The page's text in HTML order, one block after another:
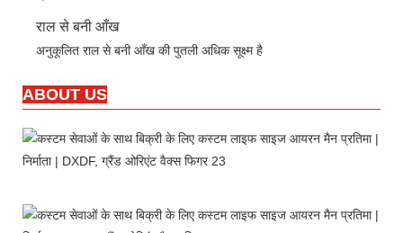
राल से बनी आँख
अनुकूलित राल से बनी आँख की पुतली अधिक सूक्ष्म है
ABOUT US